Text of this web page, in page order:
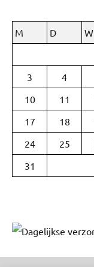
M
D W
3
4
10
11
17
18
24
25
31